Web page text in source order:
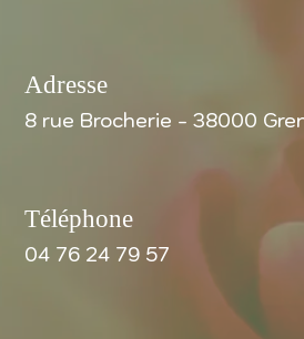
Adresse
8 rue Brocherie - 38000
Téléphone
04 76 24 79 57